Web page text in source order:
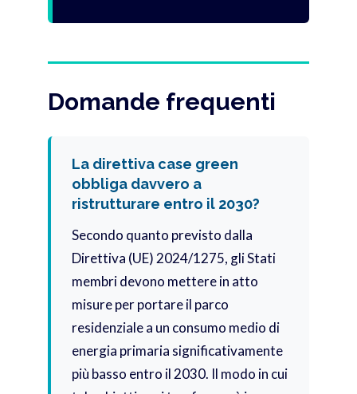
Domande frequenti
La direttiva case green
obbliga davvero a
ristrutturare entro il 2030?
Secondo quanto previsto dalla
Direttiva (UE) 2024/1275, gli Stati
membri devono mettere in atto
misure per portare il parco
residenziale a un consumo medio di
energia primaria significativamente
più basso entro il 2030. Il modo in cui